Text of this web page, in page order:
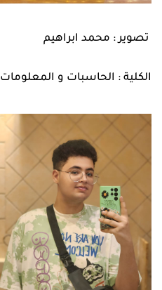
الكلية : الحاسبات و المعلومات